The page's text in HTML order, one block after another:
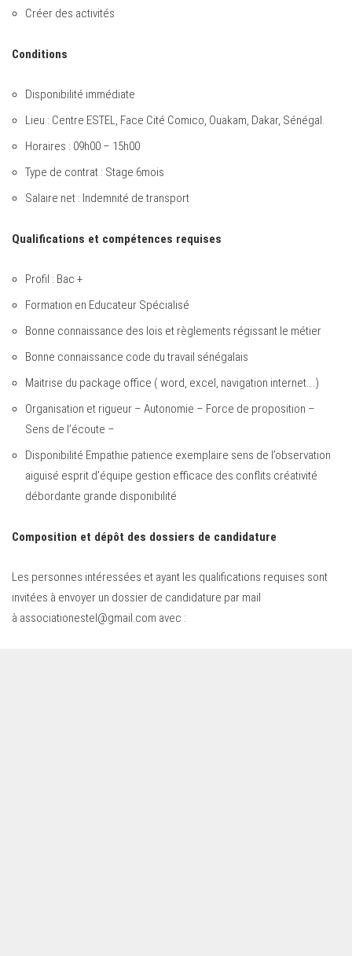
Créer des activités
Conditions
Disponibilité immédiate
Lieu : Centre ESTEL, Face Cité Comico, Ouakam, Dakar, Sénégal.
Horaires : 09h00 – 15h00
Type de contrat : Stage 6mois
Salaire net : Indemnité de transport
Qualifications et compétences requises
Profil : Bac +
Formation en Educateur Spécialisé
Bonne connaissance des lois et règlements régissant le métier
Bonne connaissance code du travail sénégalais
Maitrise du package office ( word, excel, navigation internet….)
Organisation et rigueur – Autonomie – Force de proposition –
Sens de l’écoute –
Disponibilité Empathie patience exemplaire sens de l’observation
aiguisé esprit d’équipe gestion efficace des conflits créativité
débordante grande disponibilité
Composition et dépôt des dossiers de candidature
Les personnes intéressées et ayant les qualifications requises sont
invitées à envoyer un dossier de candidature par mail
à associationestel@gmail.com avec :